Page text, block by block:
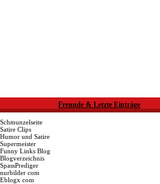
Freunde & Letzte Einträge
Schmunzelseite
Satire Clips
Humor und Satire
Supermeister
Funny Links Blog
Blogverzeichnis
SpassPrediger
nurbilder com
Eblogx com